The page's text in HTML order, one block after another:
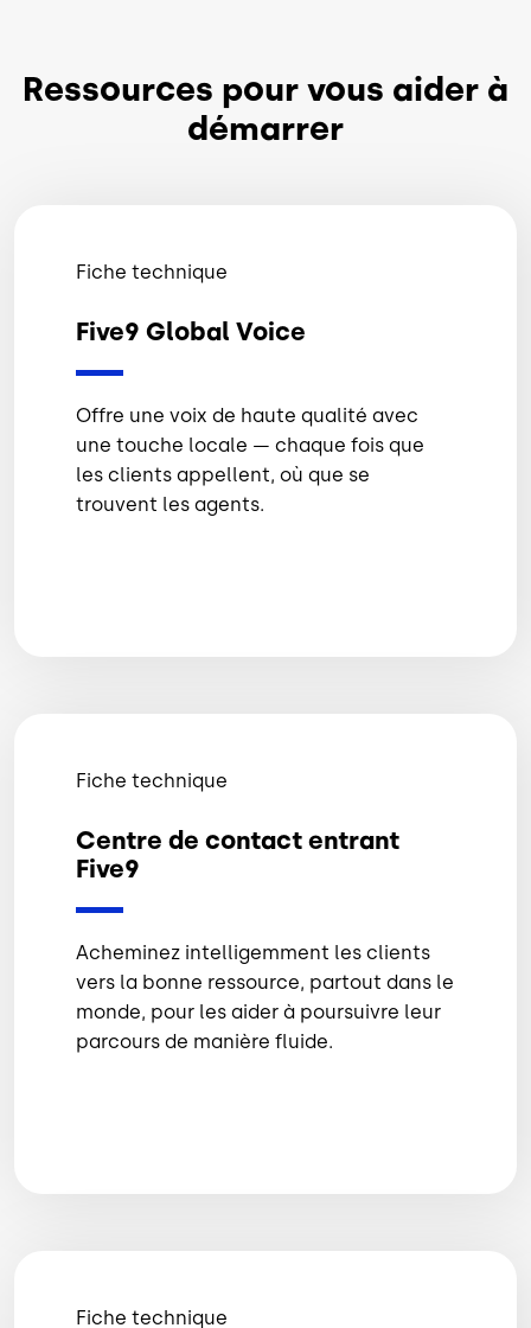
Ressources pour vous aider à
démarrer
Fiche technique
Five9 Global Voice
Offre une voix de haute qualité avec
une touche locale — chaque fois que
les clients appellent, où que se
trouvent les agents.
Fiche technique
Centre de contact entrant
Five9
Acheminez intelligemment les clients
vers la bonne ressource, partout dans le
monde, pour les aider à poursuivre leur
parcours de manière fluide.
Fiche technique